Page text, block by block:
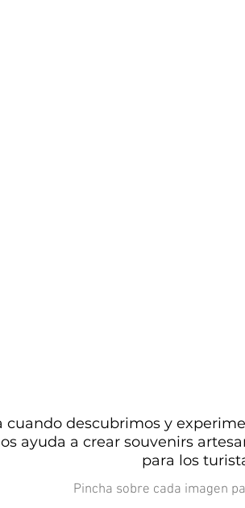
cuando descubrimos y
ayuda a crear souvenirs
para los
Pincha sobre cada imagen